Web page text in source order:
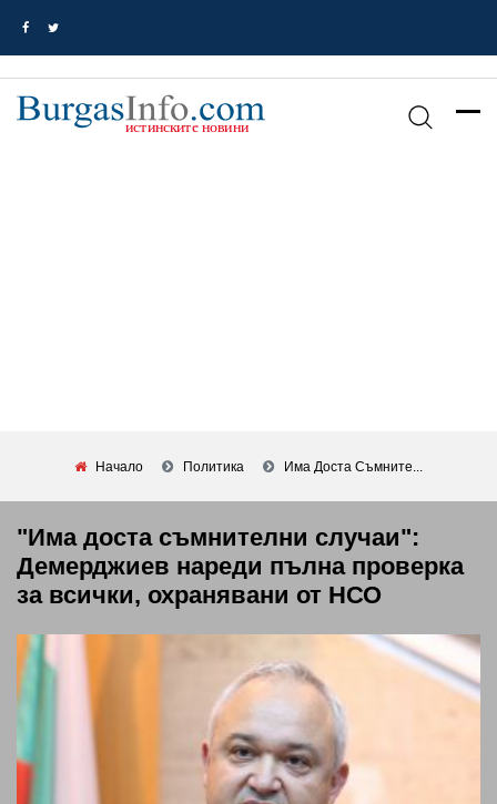
Начало Политика Има Доста Съмните...
"Има доста съмнителни случаи":
Демерджиев нареди пълна проверка
за всички, охранявани от НСО